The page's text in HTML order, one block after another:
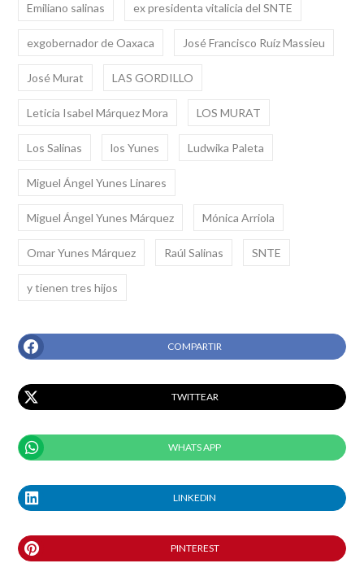
Emiliano salinas ex presidenta vitalicia del SNTE
exgobernador de Oaxaca José Francisco Ruíz Massieu
José Murat LAS GORDILLO
Leticia Isabel Márquez Mora LOS MURAT
Los Salinas los Yunes Ludwika Paleta
Miguel Ángel Yunes Linares
Miguel Ángel Yunes Márquez Mónica Arriola
Omar Yunes Márquez Raúl Salinas SNTE
y tienen tres hijos
COMPARTIR
TWITTEAR
WHATS APP
LINKEDIN
PINTEREST